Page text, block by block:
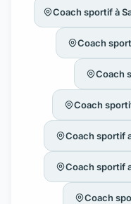
Coach sportif à
Coach
Coach
Coach
Coach sportif
Coach sportif
Coach